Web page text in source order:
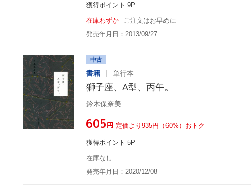
獲得ポイント 9P
在庫わずか
ご注文はお早めに
発売年月日：2013/09/27
中古
書籍 単行本
獅子座、A型、丙午。
鈴木保奈美
¥605円 定価より935円（60%）おトク
獲得ポイント 5P
在庫なし
発売年月日：2020/12/08